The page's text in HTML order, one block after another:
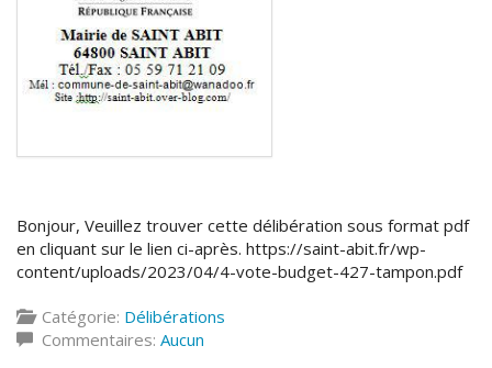
Bonjour, Veuillez trouver cette délibération sous format pdf
en cliquant sur le lien ci-après. https://saint-abit.fr/wp-
content/uploads/2023/04/4-vote-budget-427-tampon.pdf
Catégorie: Délibérations
Commentaires: Aucun